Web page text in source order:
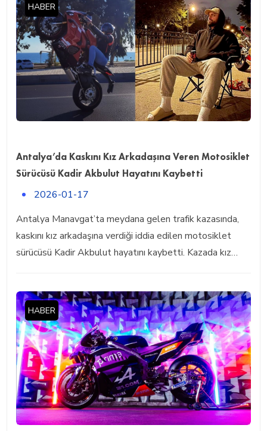
HABER
Antalya’da Kaskını Kız Arkadaşına Veren Motosiklet
Sürücüsü Kadir Akbulut Hayatını Kaybetti
2026-01-17
Antalya Manavgat’ta meydana gelen trafik kazasında,
kaskını kız arkadaşına verdiği iddia edilen motosiklet
sürücüsü Kadir Akbulut hayatını kaybetti. Kazada kız…
HABER